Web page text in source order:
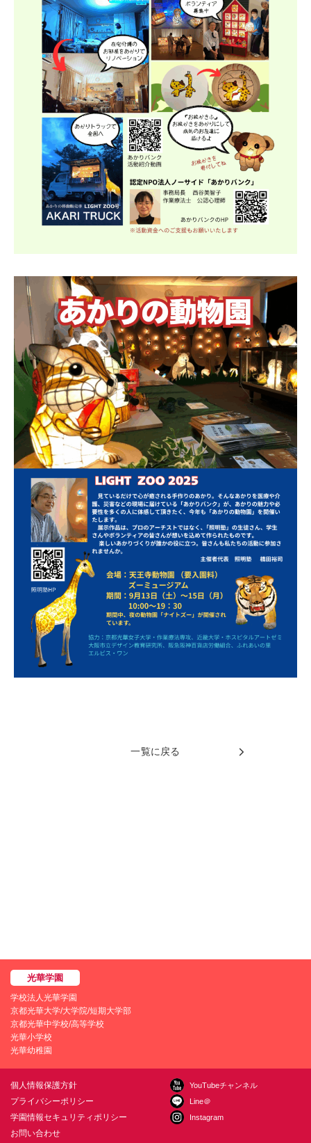
一覧に戻る
学校法人光華学園
京都光華大学/大学院/短期大学部
京都光華中学校/高等学校
光華小学校
光華幼稚園
個人情報保護方針
プライバシーポリシー
学園情報セキュリティポリシー
お問い合わせ
YouTubeチャンネル
Line＠
Instagram